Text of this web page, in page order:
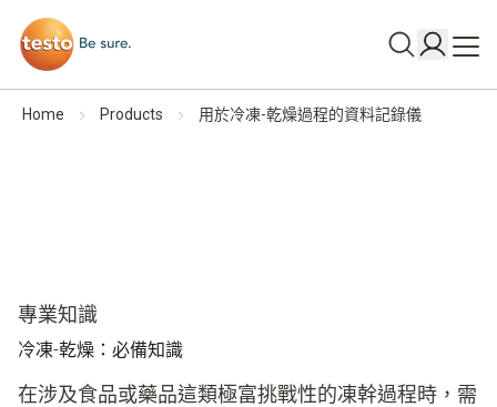
Home Products 用於冷凍-乾燥過程的資料記錄儀
專業知識
冷凍-乾燥：必備知識
在涉及食品或藥品這類極富挑戰性的凍幹過程時，需